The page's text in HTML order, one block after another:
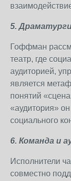
5.
Гоффман
театр, где
аудиторией,
является
понятий
«аудитория»
социального
6. Команда и
Исполнители
совместно